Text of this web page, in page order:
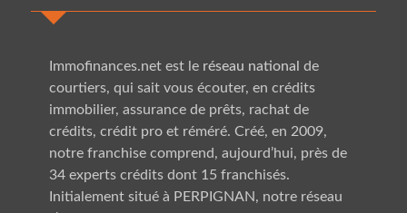
Immofinances.net est le réseau national de
courtiers, qui sait vous écouter, en crédits
immobilier, assurance de prêts, rachat de
crédits, crédit pro et réméré. Créé, en 2009,
notre franchise comprend, aujourd’hui, près de
34 experts crédits dont 15 franchisés.
Initialement situé à PERPIGNAN, notre réseau